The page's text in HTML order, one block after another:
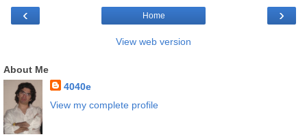
‹ ›
Home
View web version
About Me
4040e
View my complete profile